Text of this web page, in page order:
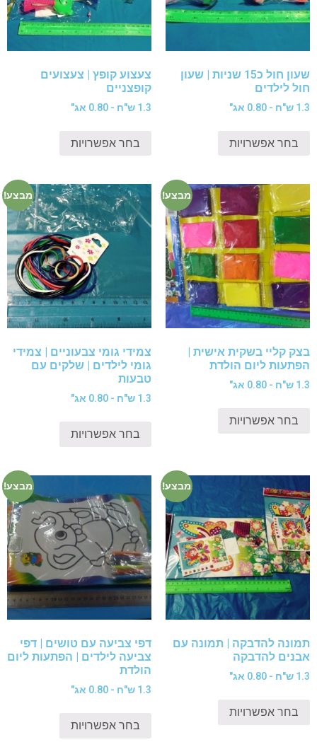
שעון חול כ15 שניות | שעון
חול לילדים
1.3 ש"ח - 0.80 אג"
בחר אפשרויות
צעצוע קופץ | צעצועים
קופצניים
1.3 ש"ח - 0.80 אג"
בחר אפשרויות
מבצע!
בצק קליי בשקית אישית |
הפתעות ליום הולדת
1.3 ש"ח - 0.80 אג"
בחר אפשרויות
מבצע!
צמידי גומי צבעוניים | צמידי
גומי לילדים | שלקים עם
טבעות
1.3 ש"ח - 0.80 אג"
בחר אפשרויות
מבצע!
תמונה להדבקה | תמונה עם
אבנים להדבקה
1.3 ש"ח - 0.80 אג"
בחר אפשרויות
מבצע!
דפי צביעה עם טושים | דפי
צביעה לילדים | הפתעות ליום
הולדת
1.3 ש"ח - 0.80 אג"
בחר אפשרויות